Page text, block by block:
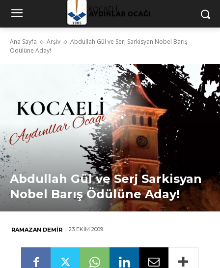
Ana Sayfa Arşiv
Abdullah Gül ve Serj Sarkisyan Nobel Barış
Ödülüne Aday!
Abdullah Gül ve Serj Sarkisyan
Nobel Barış Ödülüne Aday!
RAMAZAN DEMIR 23 EKIM 2009